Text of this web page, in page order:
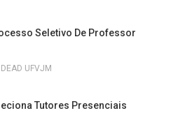
Seletivo De Professor
DEAD UFVJM
Tutores Presenciais